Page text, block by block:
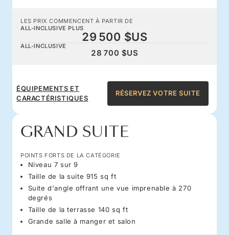
LES PRIX COMMENCENT À PARTIR DE
ALL-INCLUSIVE PLUS
29 500 $US
ALL-INCLUSIVE
28 700 $US
ÉQUIPEMENTS ET
CARACTÉRISTIQUES
RÉSERVEZ VOTRE SUITE
GRAND SUITE
POINTS FORTS DE LA CATÉGORIE
Niveau 7 sur 9
Taille de la suite 915 sq ft
Suite d'angle offrant une vue imprenable à 270
degrés
Taille de la terrasse 140 sq ft
Grande salle à manger et salon